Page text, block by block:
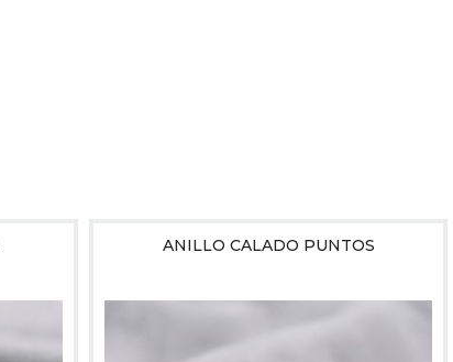
ANILLO CALADO PUNTOS